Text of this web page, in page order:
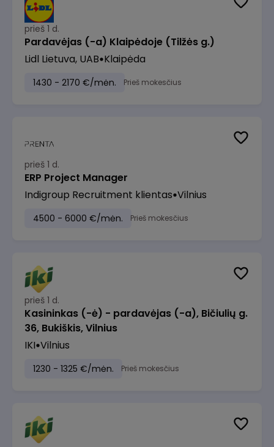
prieš 1 d.
Pardavėjas (-a) Klaipėdoje (Tilžės g.)
Lidl Lietuva, UAB Klaipėda
1430 - 2170 €/mėn. Prieš mokesčius
prieš 1 d.
ERP Project Manager
Indigroup Recruitment klientas Vilnius
4500 - 6000 €/mėn. Prieš mokesčius
prieš 1 d.
Kasininkas (-ė) - pardavėjas (-a), Bičiulių g.
36, Bukiškis, Vilnius
IKI Vilnius
1230 - 1325 €/mėn. Prieš mokesčius